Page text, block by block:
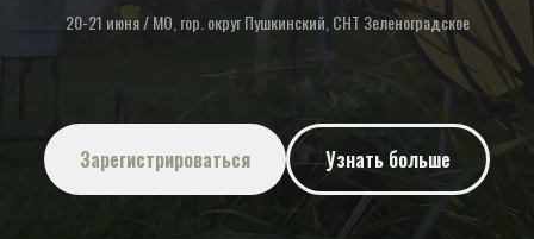
20-21 июня / МО, гор. округ Пушкинский, СНТ Зеленоградское
Зарегистрироваться Узнать больше